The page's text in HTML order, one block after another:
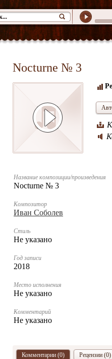
Nocturne № 3
Название композиции/произведения
Nocturne № 3
Композитор
Иван Соболев
Стиль
Не указано
Год записи
2018
Место исполнения
Не указано
Комментарий
Не указано
Комментарии (0) Рецензии (0)